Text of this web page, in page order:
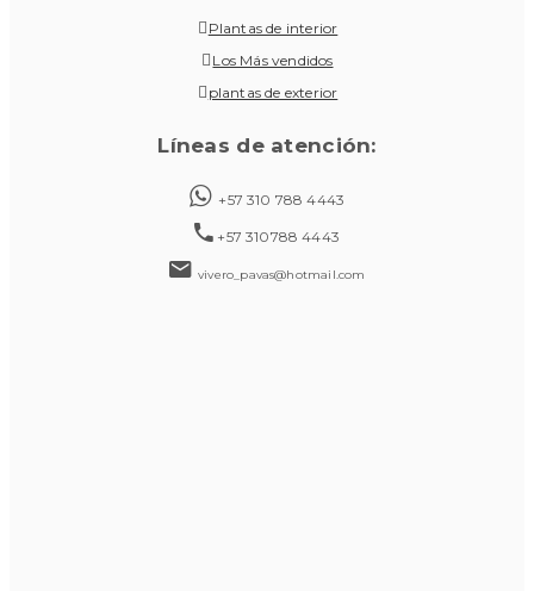
Plantas de interior
Los Más vendidos
plantas de exterior
Líneas de atención:
+57 310 788 4443
+57 310788 4443
vivero_pavas@hotmail.com